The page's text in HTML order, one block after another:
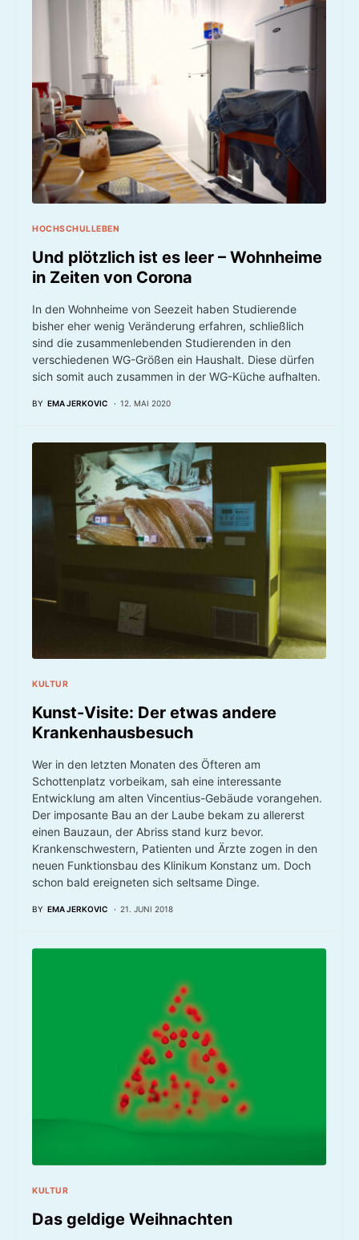
HOCHSCHULLEBEN
Und plötzlich ist es leer – Wohnheime
in Zeiten von Corona
In den Wohnheime von Seezeit haben Studierende
bisher eher wenig Veränderung erfahren, schließlich
sind die zusammenlebenden Studierenden in den
verschiedenen WG-Größen ein Haushalt. Diese dürfen
sich somit auch zusammen in der WG-Küche aufhalten.
BY EMA JERKOVIC 12. MAI 2020
KULTUR
Kunst-Visite: Der etwas andere
Krankenhausbesuch
Wer in den letzten Monaten des Öfteren am
Schottenplatz vorbeikam, sah eine interessante
Entwicklung am alten Vincentius-Gebäude vorangehen.
Der imposante Bau an der Laube bekam zu allererst
einen Bauzaun, der Abriss stand kurz bevor.
Krankenschwestern, Patienten und Ärzte zogen in den
neuen Funktionsbau des Klinikum Konstanz um. Doch
schon bald ereigneten sich seltsame Dinge.
BY EMA JERKOVIC 21. JUNI 2018
KULTUR
Das geldige Weihnachten